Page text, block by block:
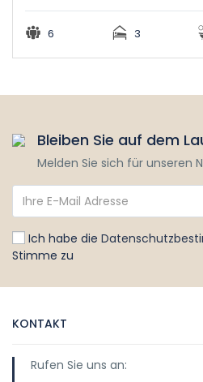
6 3
Bleiben Sie auf dem
Melden Sie sich für unseren
Ich habe die
Stimme zu
KONTAKT
Rufen Sie uns an: